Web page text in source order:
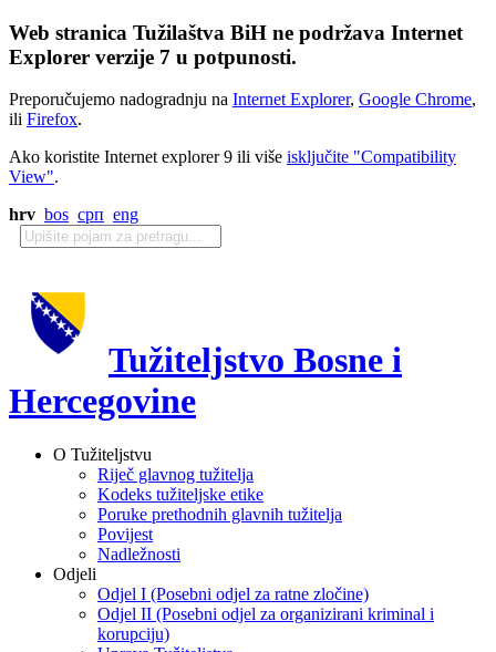
Web stranica Tužilaštva BiH ne podržava Internet
Explorer verzije 7 u potpunosti.
Preporučujemo nadogradnju na Internet Explorer, Google Chrome,
ili Firefox.
Ako koristite Internet explorer 9 ili više isključite "Compatibility
View".
hrv bos срп eng
Tužiteljstvo Bosne i
Hercegovine
O Tužiteljstvu
Riječ glavnog tužitelja
Kodeks tužiteljske etike
Poruke prethodnih glavnih tužitelja
Povijest
Nadležnosti
Odjeli
Odjel I (Posebni odjel za ratne zločine)
Odjel II (Posebni odjel za organizirani kriminal i
korupciju)